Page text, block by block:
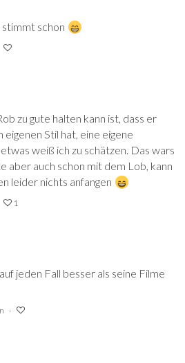
schon
zu gute halten kann ist, dass er
eigenen Stil hat, eine eigene
weiß ich zu schätzen. Das wars
aber auch schon mit dem Lob, kann
leider nichts anfangen
1
jeden Fall besser als seine Filme